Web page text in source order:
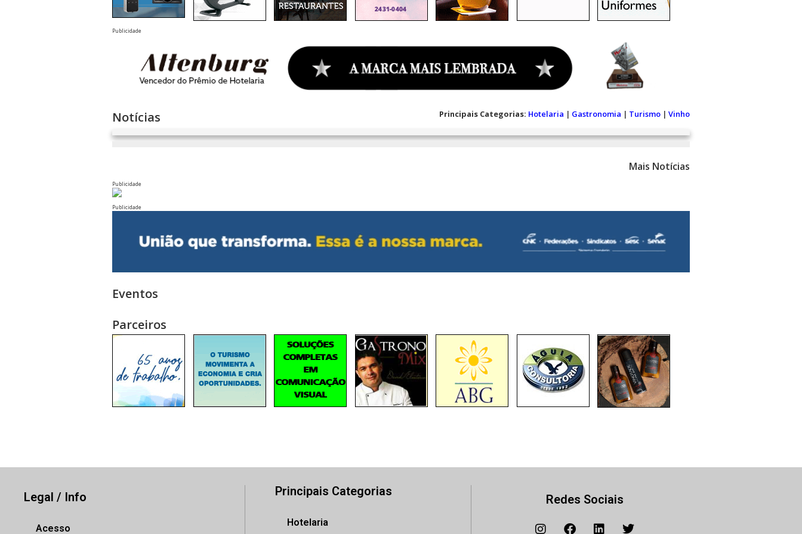
Publicidade
Notícias Principais Categorias: Hotelaria | Gastronomia | Turismo | Vinho
Mais Notícias
Publicidade
Publicidade
Eventos
Parceiros
Legal / Info
Acesso
Principais Categorias
Hotelaria
Redes Sociais